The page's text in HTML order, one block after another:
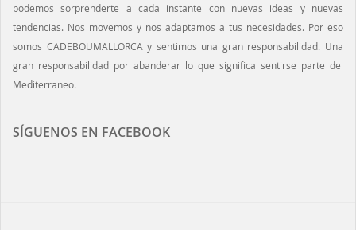
podemos sorprenderte a cada instante con nuevas ideas y nuevas
tendencias. Nos movemos y nos adaptamos a tus necesidades. Por eso
somos CADEBOUMALLORCA y sentimos una gran responsabilidad. Una
gran responsabilidad por abanderar lo que significa sentirse parte del
Mediterraneo.
SÍGUENOS EN FACEBOOK